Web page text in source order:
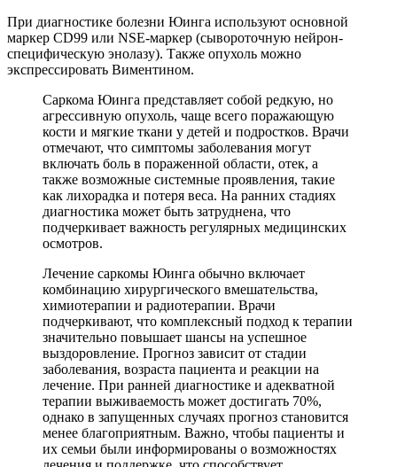
При диагностике болезни Юинга используют основной
маркер CD99 или NSE-маркер (сывороточную нейрон-
специфическую энолазу). Также опухоль можно
экспрессировать Виментином.
Саркома Юинга представляет собой редкую, но
агрессивную опухоль, чаще всего поражающую
кости и мягкие ткани у детей и подростков. Врачи
отмечают, что симптомы заболевания могут
включать боль в пораженной области, отек, а
также возможные системные проявления, такие
как лихорадка и потеря веса. На ранних стадиях
диагностика может быть затруднена, что
подчеркивает важность регулярных медицинских
осмотров.
Лечение саркомы Юинга обычно включает
комбинацию хирургического вмешательства,
химиотерапии и радиотерапии. Врачи
подчеркивают, что комплексный подход к терапии
значительно повышает шансы на успешное
выздоровление. Прогноз зависит от стадии
заболевания, возраста пациента и реакции на
лечение. При ранней диагностике и адекватной
терапии выживаемость может достигать 70%,
однако в запущенных случаях прогноз становится
менее благоприятным. Важно, чтобы пациенты и
их семьи были информированы о возможностях